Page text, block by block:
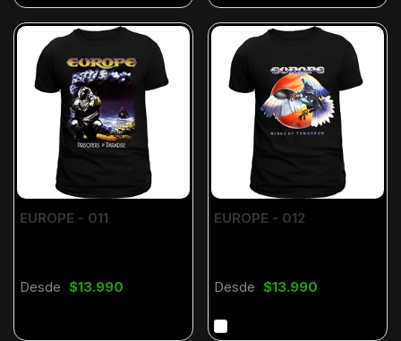
EUROPE - 011
Desde $13.990
EUROPE - 012
Desde $13.990